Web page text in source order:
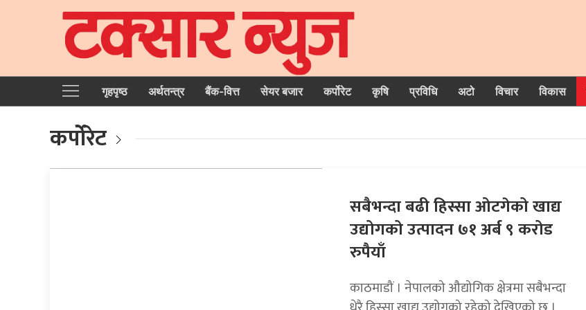
गृहपृष्‍ठ अर्थतन्त्र बैंक-वित्त सेयर बजार कर्पोरेट कृषि प्रविधि अटो विचार विकास
कर्पोरेट
सबैभन्दा बढी हिस्सा ओटगेको खाद्य
उद्योगको उत्पादन ७१ अर्ब ९ करोड
रुपैयाँ
काठमाडौं । नेपालको औद्योगिक क्षेत्रमा सबैभन्दा